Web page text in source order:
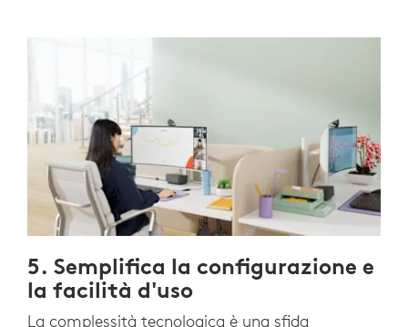
5. Semplifica la configurazione e
la facilità d'uso
La complessità tecnologica è una sfida